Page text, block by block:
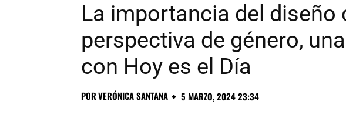
La importancia del diseño
perspectiva de género,
con Hoy es el Día
PORVERÓNICA SANTANA 5 MARZO, 2024 23:34